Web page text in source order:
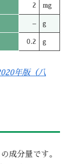
2 mg
– g
0.2 g
年版（八
成分量です。